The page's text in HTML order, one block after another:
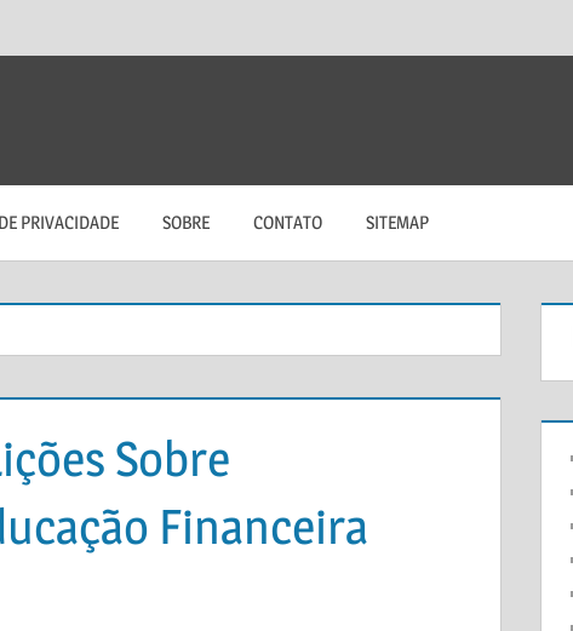
PRIVACIDADE SOBRE CONTATO SITEMAP
Sobre
Financeira